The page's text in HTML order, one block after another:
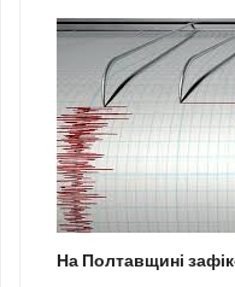
На Полтавщині